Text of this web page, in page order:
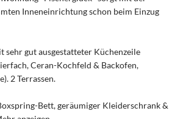
Inneneinrichtung schon beim Einzug
sehr gut ausgestatteter Küchenzeile
Ceran-Kochfeld & Backofen,
2 Terrassen.
Bett, geräumiger Kleiderschrank &